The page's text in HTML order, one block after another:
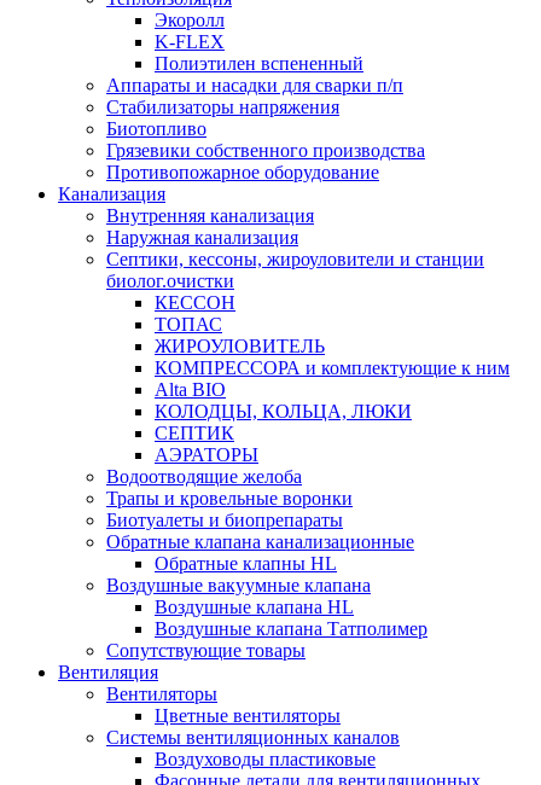
Экоролл
K-FLEX
Полиэтилен вспененный
Аппараты и насадки для сварки п/п
Стабилизаторы напряжения
Биотопливо
Грязевики собственного производства
Противопожарное оборудование
Канализация
Внутренняя канализация
Наружная канализация
Септики, кессоны, жироуловители и станции
биолог.очистки
КЕССОН
ТОПАС
ЖИРОУЛОВИТЕЛЬ
КОМПРЕССОРА и комплектующие к ним
Alta BIO
КОЛОДЦЫ, КОЛЬЦА, ЛЮКИ
СЕПТИК
АЭРАТОРЫ
Водоотводящие желоба
Трапы и кровельные воронки
Биотуалеты и биопрепараты
Обратные клапана канализационные
Обратные клапны HL
Воздушные вакуумные клапана
Воздушные клапана HL
Воздушные клапана Татполимер
Сопутствующие товары
Вентиляция
Вентиляторы
Цветные вентиляторы
Системы вентиляционных каналов
Воздуховоды пластиковые
Фасонные детали для вентиляционных